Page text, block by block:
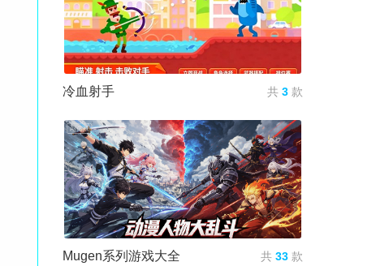
冷血射手 共 3 款
Mugen系列游戏大全 共 33 款